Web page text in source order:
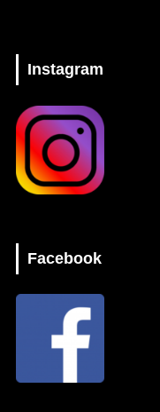
Instagram
Facebook